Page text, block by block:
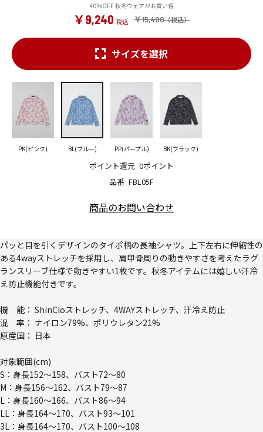
40%OFF 秋冬ウェアがお買い得
￥15,400
￥9,240
品番 FBL05F
ポイント還元 0ポイント
サイズを選択
PK(ピンク) BL(ブルー) PP(パープル) BK(ブラック)
商品のお問い合わせ
パッと目を引くデザインのタイポ柄の長袖シャツ。上下左右に伸縮性の
ある4wayストレッチを採用し、肩甲骨周りの動きやすさを考えたラグ
ランスリーブ仕様で動きやすい1枚です。秋冬アイテムには嬉しい汗冷
え防止機能付きです。
機 能： ShinCloストレッチ、4WAYストレッチ、汗冷え防止
混 率： ナイロン79%、ポリウレタン21%
原産国： 日本
対象範囲(cm)
S：身長152～158、バスト72～80
M：身長156～162、バスト79～87
L：身長160～166、バスト86～94
LL：身長164～170、バスト93～101
3L：身長164～170、バスト100～108